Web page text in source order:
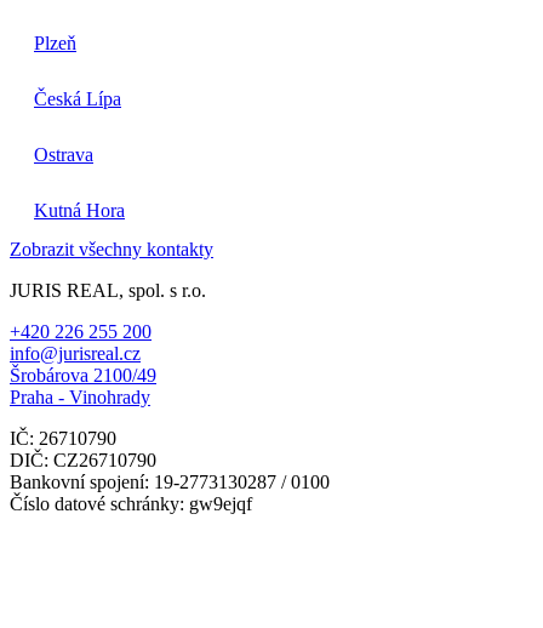
Plzeň
Česká Lípa
Ostrava
Kutná Hora
Zobrazit všechny kontakty
JURIS REAL, spol. s r.o.
+420 226 255 200
info@jurisreal.cz
Šrobárova 2100/49
Praha - Vinohrady
IČ: 26710790
DIČ: CZ26710790
Bankovní spojení: 19-2773130287 / 0100
Číslo datové schránky: gw9ejqf